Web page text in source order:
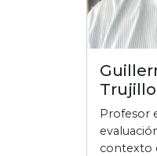
Trujillo
Profesor
contexto